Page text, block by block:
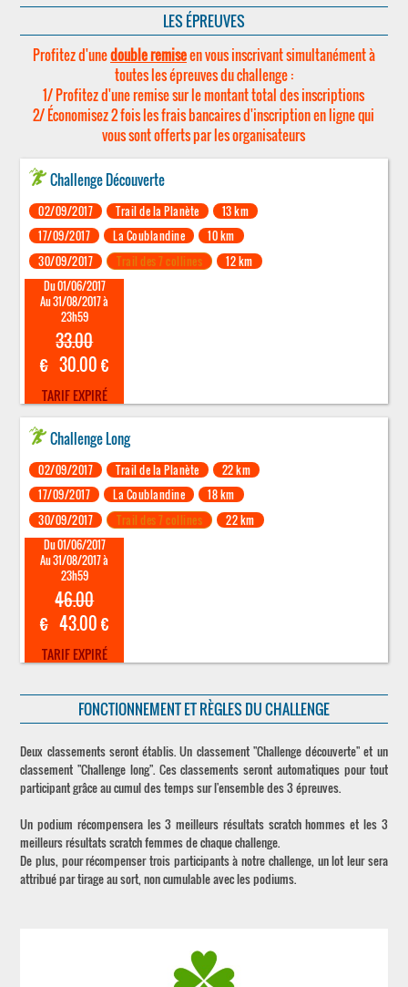
LES ÉPREUVES
Profitez d'unedouble remiseen vous inscrivant simultanément à
toutes les épreuves du challenge :
1/ Profitez d'une remise sur le montant total des inscriptions
2/ Économisez 2 fois les frais bancaires d'inscription en ligne qui
vous sont offerts par les organisateurs
Challenge Découverte
02/09/2017 Trail de la Planète
13 km
17/09/2017
La Coublandine
10 km
30/09/2017
Trail des 7 collines
12 km
Du 01/06/2017
Au 31/08/2017 à
23h59
33.00
€ 30.00 €
TARIF EXPIRÉ
Challenge Long
02/09/2017 Trail de la Planète
22 km
17/09/2017
La Coublandine
18 km
30/09/2017
Trail des 7 collines
22 km
Du 01/06/2017
Au 31/08/2017 à
23h59
46.00
€ 43.00 €
TARIF EXPIRÉ
FONCTIONNEMENT ET RÈGLES DU CHALLENGE
Deux classements seront établis. Un classement "Challenge découverte" et un
classement "Challenge long". Ces classements seront automatiques pour tout
participant grâce au cumul des temps sur l'ensemble des 3 épreuves.
Un podium récompensera les 3 meilleurs résultats scratch hommes et les 3
meilleurs résultats scratch femmes de chaque challenge.
De plus, pour récompenser trois participants à notre challenge, un lot leur sera
attribué par tirage au sort, non cumulable avec les podiums.